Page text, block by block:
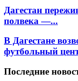
Дагестан
полвека —...
В Дагестане
футбольный
Последние